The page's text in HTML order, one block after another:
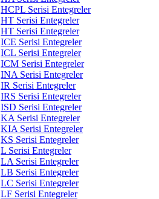
HCPL Serisi Entegreler
HT Serisi Entegreler
HT Serisi Entegreler
ICE Serisi Entegreler
ICL Serisi Entegreler
ICM Serisi Entegreler
INA Serisi Entegreler
IR Serisi Entegreler
IRS Serisi Entegreler
ISD Serisi Entegreler
KA Serisi Entegreler
KIA Serisi Entegreler
KS Serisi Entegreler
L Serisi Entegreler
LA Serisi Entegreler
LB Serisi Entegreler
LC Serisi Entegreler
LF Serisi Entegreler